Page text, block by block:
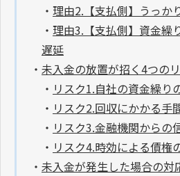
・ 理由2.【支払側】うっか
・ 理由3.【支払側】資金繰
遅延
・ 未入金の放置が招く4つの
・ リスク1.自社の資金繰り
・ リスク2.回収にかかる手
・ リスク3.金融機関からの
・ リスク4.時効による債権
・ 未入金が発生した場合の対